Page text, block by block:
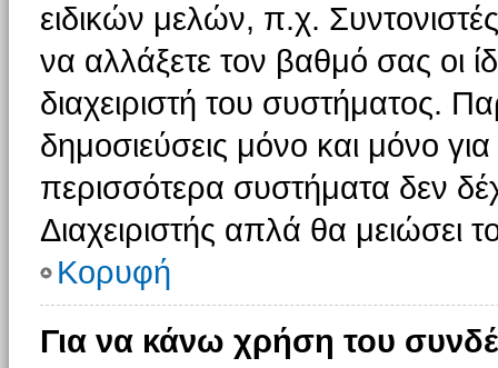
ειδικών μελών, π.χ.
να αλλάξετε τον βαθμό σας οι
διαχειριστή του συστήματος.
δημοσιεύσεις μόνο και μόνο
περισσότερα συστήματα δεν
Διαχειριστής απλά θα μειώσει
Κορυφή
Για να κάνω χρήση του